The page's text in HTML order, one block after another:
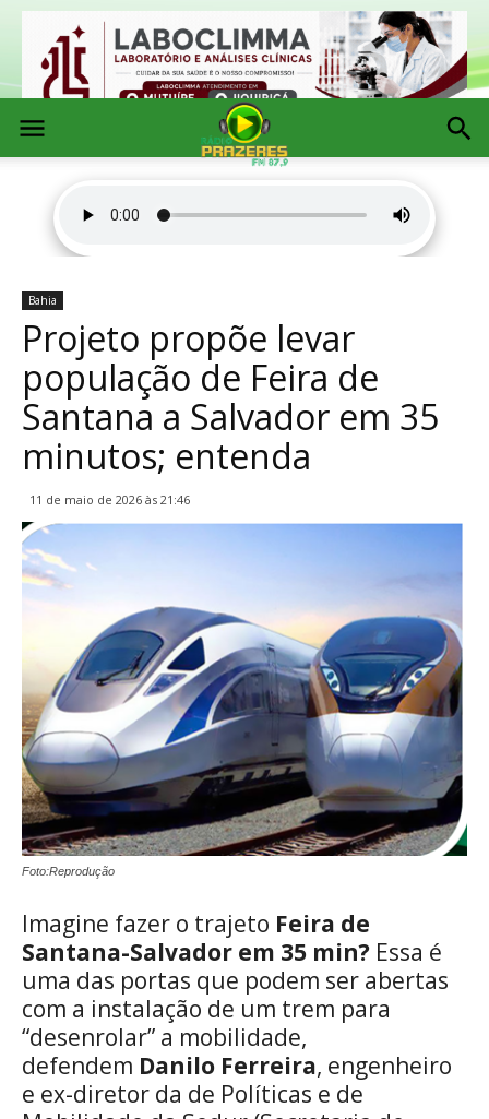
Bahia
Projeto propõe levar
população de Feira de
Santana a Salvador em 35
minutos; entenda
11 de maio de 2026 às 21:46
Foto:Reprodução
Imagine fazer o trajeto Feira de
Santana-Salvador em 35 min? Essa é
uma das portas que podem ser abertas
com a instalação de um trem para
“desenrolar” a mobilidade,
defendem Danilo Ferreira, engenheiro
e ex-diretor da de Políticas e de